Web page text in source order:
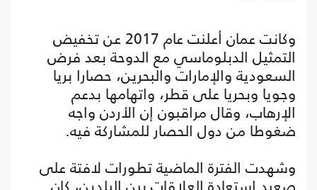
وكانت عمان أعلنت عام 2017 عن تخفيض
التمثيل الدبلوماسي مع الدوحة بعد فرض
السعودية والإمارات والبحرين، حصارا بريا
وجويا وبحريا على قطر، واتهامها بدعم
الإرهاب، وقال مراقبون إن الأردن واجه
ضغوطا من دول الحصار للمشاركة فيه.
وشهدت الفترة الماضية تطورات لافتة على